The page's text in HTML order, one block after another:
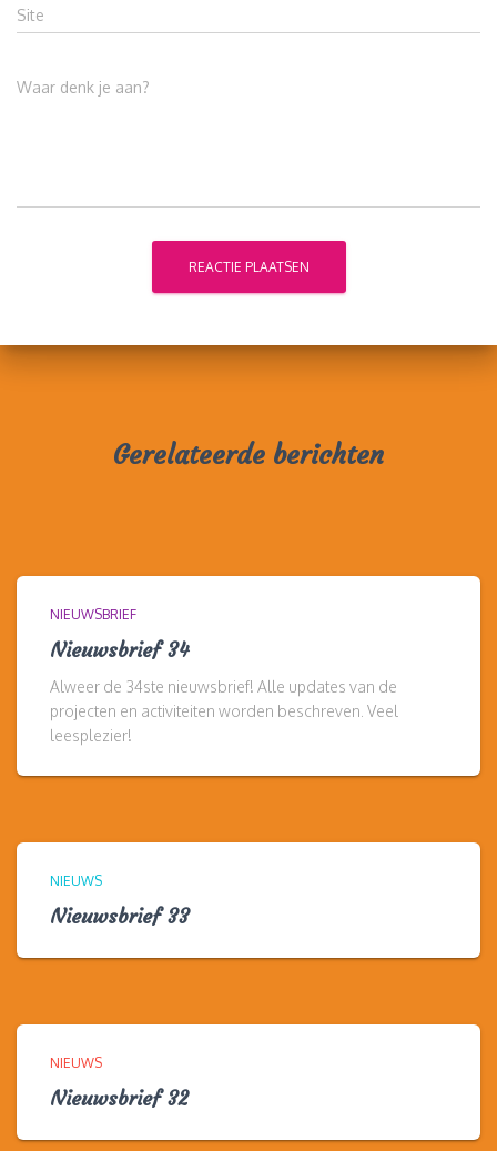
Site
Waar denk je aan?
Gerelateerde berichten
NIEUWSBRIEF
Nieuwsbrief 34
Alweer de 34ste nieuwsbrief! Alle updates van de
projecten en activiteiten worden beschreven. Veel
leesplezier!
NIEUWS
Nieuwsbrief 33
NIEUWS
Nieuwsbrief 32